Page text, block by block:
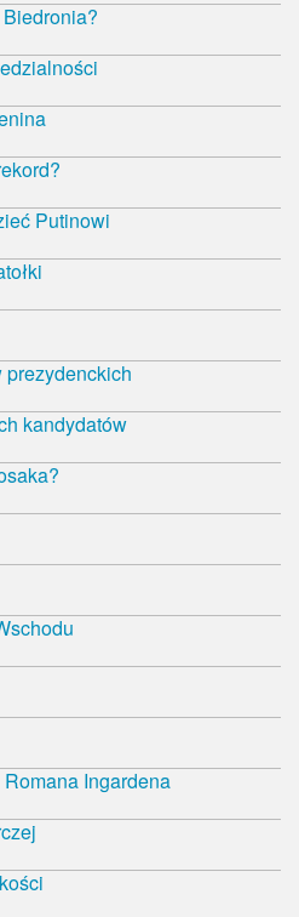
Putinowi
kandydatów
Ingardena